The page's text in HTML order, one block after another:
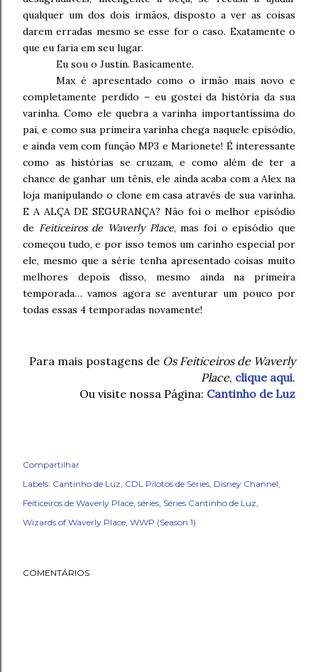
qualquer um dos dois irmãos, disposto a ver as coisas
darem erradas mesmo se esse for o caso. Exatamente o
que eu faria em seu lugar.
Eu sou o Justin. Basicamente.
Max é apresentado como o irmão mais novo e
completamente perdido – eu gostei da história da sua
varinha. Como ele quebra a varinha importantíssima do
pai, e como sua primeira varinha chega naquele episódio,
e ainda vem com função MP3 e Marionete! É interessante
como as histórias se cruzam, e como além de ter a
chance de ganhar um tênis, ele ainda acaba com a Alex na
loja manipulando o clone em casa através de sua varinha.
E A ALÇA DE SEGURANÇA? Não foi o melhor episódio
de Feiticeiros de Waverly Place, mas foi o episódio que
começou tudo, e por isso temos um carinho especial por
ele, mesmo que a série tenha apresentado coisas muito
melhores depois disso, mesmo ainda na primeira
temporada… vamos agora se aventurar um pouco por
todas essas 4 temporadas novamente!
Para mais postagens de Os Feiticeiros de Waverly
Place, clique aqui.
Ou visite nossa Página: Cantinho de Luz
Compartilhar
Labels: Cantinho de Luz CDL Pilotos de Séries Disney Channel
Feiticeiros de Waverly Place séries Séries Cantinho de Luz
Wizards of Waverly Place WWP (Season 1)
COMENTÁRIOS